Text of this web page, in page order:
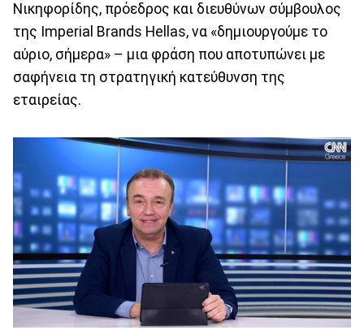
Νικηφορίδης, πρόεδρος και διευθύνων σύμβουλος
της Imperial Brands Hellas, να «δημιουργούμε το
αύριο, σήμερα» – μια φράση που αποτυπώνει με
σαφήνεια τη στρατηγική κατεύθυνση της
εταιρείας.